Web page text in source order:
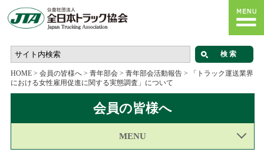
HOME> 会員の皆様へ> 青年部会> 青年部会活動報告>
「トラック運送業界
における女性雇用促進に関する実態調査」について
会員の皆様へ
MENU